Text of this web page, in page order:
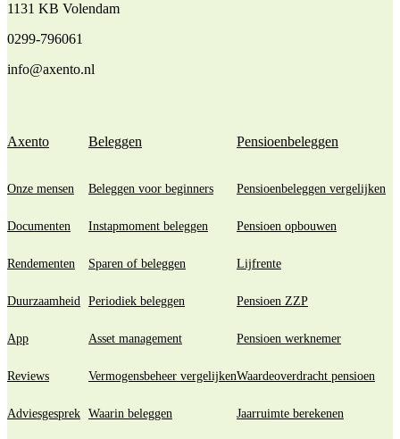
1131 KB Volendam
0299-796061
info@axento.nl
Axento
Onze mensen
Documenten
Rendementen
Duurzaamheid
App
Reviews
Adviesgesprek
Beleggen
Beleggen voor beginners
Instapmoment beleggen
Sparen of beleggen
Periodiek beleggen
Asset management
Vermogensbeheer vergelijken
Waarin beleggen
Pensioenbeleggen
Pensioenbeleggen vergelijken
Pensioen opbouwen
Lijfrente
Pensioen ZZP
Pensioen werknemer
Waardeoverdracht pensioen
Jaarruimte berekenen